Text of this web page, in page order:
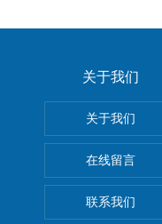
关于我们
关于我们
在线留言
联系我们